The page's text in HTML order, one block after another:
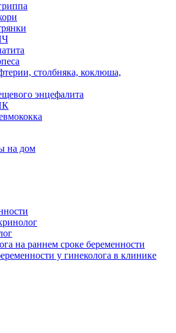
столбняка, коклюша,
энцефалита
на дом
на раннем сроке беременности
у гинеколога в клинике